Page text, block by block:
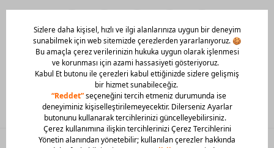
Mobil Uygulamamızı Hemen İndir!